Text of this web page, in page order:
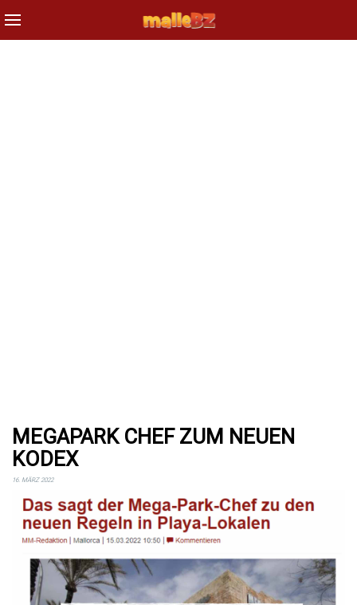
MEGAPARK CHEF ZUM NEUEN
KODEX
16. MÄRZ 2022